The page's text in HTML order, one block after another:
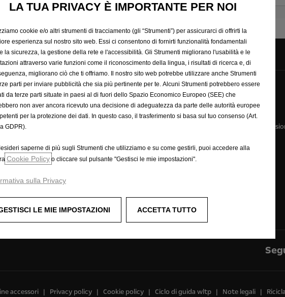
Contatta il Concessionario
Mondo Opel
Chi siamo
Servizi Opel connect
Autonomy
Stellantis Partners’ Employee Program
Concept Cars
Chi siamo
Contattaci
Contatta il
accessori Privacy policy Cookie policy Ciclo di guida wltp Note legali
LA TUA PRIVACY È IMPORTANTE PER NOI
cookie e/o altri strumenti di tracciamento (gli “Strumenti”) per assicurarci di offrirti la
esperienza sul nostro sito web. Essi ci consentono di fornirti funzionalità fondamentali
la sicurezza, la gestione della rete e l'accessibilità. Gli Strumenti migliorano l'usabilità e le
attraverso varie funzioni come il riconoscimento della lingua, i risultati di ricerca e, di
migliorano ciò che ti offriamo. Il nostro sito web potrebbe utilizzare anche Strumenti
parti per inviare pubblicità che sia più pertinente per te. Alcuni Strumenti potrebbero essere
da terze parti situate in paesi al di fuori dello Spazio Economico Europeo (SEE) che
non aver ancora ricevuto una decisione di adeguatezza da parte delle autorità europee
per la protezione dei dati. In questo caso, il trasferimento si basa sul tuo consenso (Art.
GDPR).
saperne di più sugli Strumenti che utilizziamo e su come gestirli, puoi accedere alla
Cookie Policy o cliccare sul pulsante "Gestisci le mie impostazioni".
sulla Privacy
GESTISCI LE MIE IMPOSTAZIONI ACCETTA TUTTO